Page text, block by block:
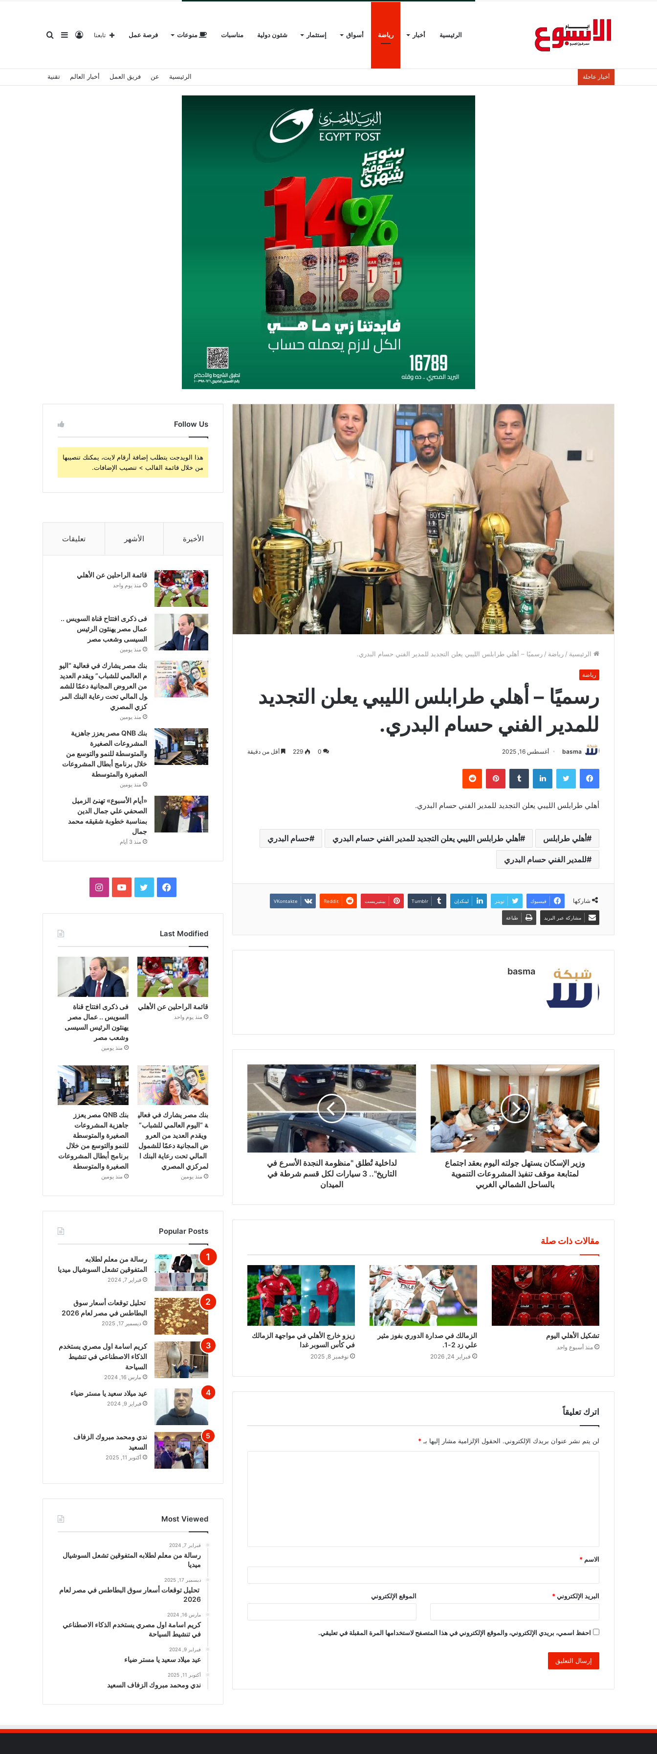
الرئيسية أخبار رياضة أسواق إستثمار شئون دولية مناسبات منوعات فرصة عمل بحثإضافةتسجيل تابعنا
أخبار عاجلة الرئيسية عن فريق العمل أخبار العالم تقنية
الرئيسية / رياضة / رسميًا – أهلي طرابلس الليبي يعلن التجديد للمدير الفني حسام البدري.
رياضة
رسميًا – أهلي طرابلس الليبي يعلن التجديد
للمدير الفني حسام البدري.
basma أغسطس 16, 2025 0
229 أقل من دقيقة
فيسبوك تويتر لينكدإن بينتيريست
أهلي طرابلس الليبي يعلن التجديد للمدير الفني حسام البدري.
أهلي طرابلس أهلي طرابلس الليبي يعلن التجديد للمدير الفني حسام البدري حسام البدري
للمدير الفني حسام البدري
شاركها فيسبوك تويتر لينكدإن بينتيريست
مشاركة عبر البريد طباعة
basma
وزير الإسكان يستهل جولته اليوم بعقد اجتماع
لمتابعة موقف تنفيذ المشروعات التنموية
بالساحل الشمالي الغربي
لداخلية تُطلق "منظومة النجدة الأسرع في
التاريخ".. 3 سيارات لكل قسم شرطة في
الميدان
مقالات ذات صلة
تشكيل الأهلي اليوم
منذ أسبوع واحد
الزمالك في صدارة الدوري بفوز مثير
علي زد 2-1.
فبراير 24, 2026
زيزو خارج الأهلي في مواجهة الزمالك
في كأس السوبر غدا
نوفمبر 8, 2025
اترك تعليقاً
لن يتم نشر عنوان بريدك الإلكتروني. الحقول الإلزامية مشار إليها بـ*
ق
*
الاسم *
البريد الإلكتروني* الموقع الإلكتروني
احفظ اسمي، بريدي الإلكتروني، والموقع الإلكتروني في هذا المتصفح لاستخدامها المرة المقبلة في تعليقي.
Follow Us
هذا الويدجت يتطلب إضافة أرقام لايت، يمكنك تنصيبها
من خلال قائمة القالب > تنصيب الإضافات.
الأخيرة الأشهر تعليقات
قائمة الراحلين عن الأهلي
منذ يوم واحد
فى ذكرى افتتاح قناة السويس ..
عمال مصر يهنئون الرئيس
السيسى وشعب مصر
منذ يومين
بنك مصر يشارك في فعالية “اليو
م العالمي للشباب” ويقدم العديد
من العروض المجانية دعمًا للشم
ول المالي تحت رعاية البنك المر
كزي المصري
منذ يومين
بنك QNB مصر يعزز جاهزية
المشروعات الصغيرة
والمتوسطة للنمو والتوسع من
خلال برنامج أبطال المشروعات
الصغيرة والمتوسطة
منذ يومين
«أيام الأسبوع» تهنئ الزميل
الصحفي علي جمال الدين
بمناسبة خطوبة شقيقه محمد
جمال
منذ 3 أيام
فيسبوكتويتر يوتيوبانستقرام
Last Modified
قائمة الراحلين عن الأهلي
منذ يوم واحد
فى ذكرى افتتاح قناة
السويس .. عمال مصر
يهنئون الرئيس السيسى
وشعب مصر
منذ يومين
بنك مصر يشارك في فعالي
ة “اليوم العالمي للشباب”
ويقدم العديد من العرو
ض المجانية دعمًا للشمول
المالي تحت رعاية البنك ا
لمركزي المصري
منذ يومين
بنك QNB مصر يعزز
جاهزية المشروعات
الصغيرة والمتوسطة
للنمو والتوسع من خلال
برنامج أبطال المشروعات
الصغيرة والمتوسطة
منذ يومين
Popular Posts
رسالة من معلم لطلابه
المتفوقين تشعل السوشيال ميديا
فبراير 7, 2024
تحليل توقعات أسعار سوق
البطاطس في مصر لعام 2026
ديسمبر 17, 2025
كريم اسامة اول مصري يستخدم
الذكاء الاصطناعي في تنشيط
السياحة
مارس 16, 2024
عيد ميلاد سعيد يا مستر ضياء
فبراير 9, 2024
ندي ومحمد مبروك الزفاف
السعيد
أكتوبر 11, 2025
Most Viewed
فبراير 7, 2024
رسالة من معلم لطلابه المتفوقين تشعل السوشيال
ميديا
ديسمبر 17, 2025
تحليل توقعات أسعار سوق البطاطس في مصر لعام
2026
مارس 16, 2024
كريم اسامة اول مصري يستخدم الذكاء الاصطناعي
في تنشيط السياحة
فبراير 9, 2024
عيد ميلاد سعيد يا مستر ضياء
أكتوبر 11, 2025
ندي ومحمد مبروك الزفاف السعيد